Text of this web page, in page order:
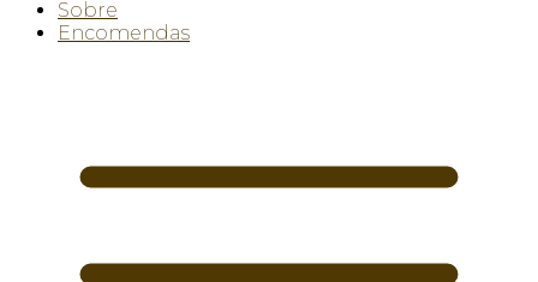
Sobre
Encomendas